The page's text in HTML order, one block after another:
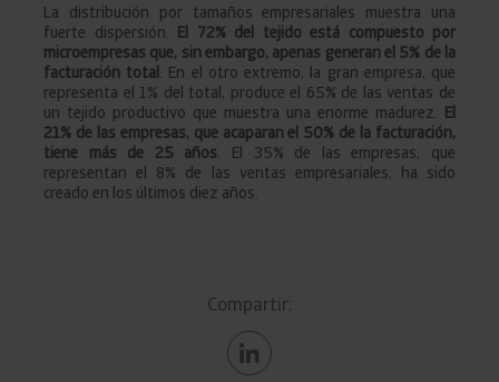
La distribución por tamaños empresariales muestra una
fuerte dispersión. El 72% del tejido está compuesto por
microempresas que, sin embargo, apenas generan el 5% de la
facturación total . En el otro extremo, la gran empresa, que
representa el 1% del total, produce el 65% de las ventas de
un tejido productivo que muestra una enorme madurez. El
21% de las empresas, que acaparan el 50% de la facturación,
tiene más de 25 años. El 35% de las empresas, que
representan el 8% de las ventas empresariales, ha sido
creado en los últimos diez años.
Compartir: